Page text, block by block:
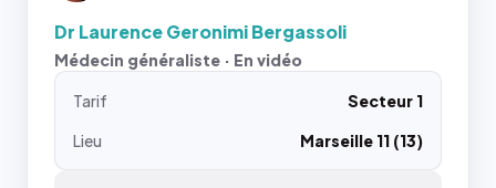
Dr Laurence Geronimi Bergassoli
Médecin généraliste · En vidéo
Tarif
Secteur 1
Lieu
Marseille 11 (13)